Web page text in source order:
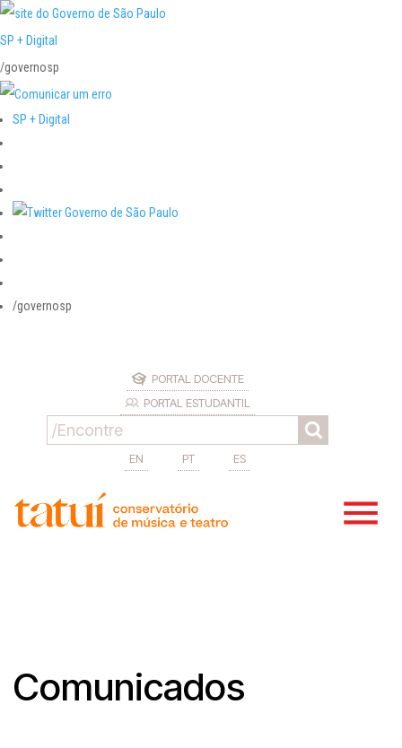
SP + Digital
/governosp
SP + Digital
/governosp
PORTAL DOCENTE
PORTAL ESTUDANTIL
EN PT ES
Comunicados